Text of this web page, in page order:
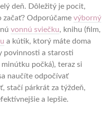
deň. Dôležitý je pocit,
Odporúčame výborný
vonnú sviečku, knihu (film,
a kútik, ktorý máte doma
povinnosti a starosti
počká), teraz si
naučíte odpočívať
stačí párkrát za týždeň,
a lepšie.